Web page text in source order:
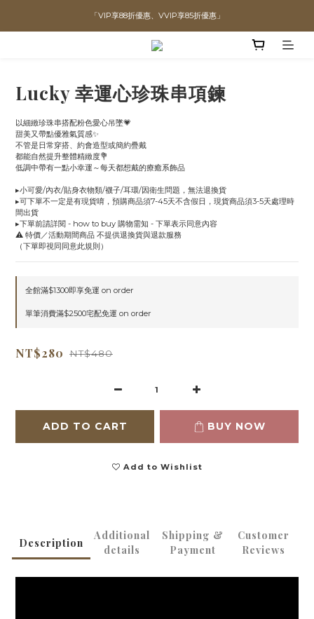
直播喊單享更優惠價格！！
全館滿$1300即可享「免運」♡♡
Lucky 幸運心珍珠串項鍊
以細緻珍珠串搭配粉色愛心吊墜💗
甜美又帶點優雅氣質感✨
不管是日常穿搭、約會造型或簡約疊戴
都能自然提升整體精緻度💐
低調中帶有一點小幸運～每天都想戴的療癒系飾品
▸小可愛/內衣/貼身衣物類/襪子/耳環/因衛生問題，無法退換貨
▸可下單不一定是有現貨唷，預購商品須7-45天不含假日，現貨商品須3-5天處理時
間出貨
▸下單前請詳閱 - how to buy 購物需知 - 下單表示同意內容
⚠️ 特價／活動期間商品 不提供退換貨與退款服務
（下單即視同同意此規則）
全館滿$1300即享免運 on order
單筆消費滿$2500宅配免運 on order
NT$280 NT$480
ADD TO CART BUY NOW
Add to Wishlist
Description
Additional
details
Shipping &
Payment
Customer
Reviews